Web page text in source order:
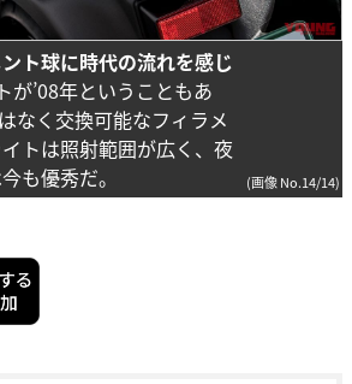
ント球に時代の流れを感じ
が’08年ということもあ
なく交換可能なフィラメ
トは照射範囲が広く、夜
も優秀だ。
(画像 No.14/14)